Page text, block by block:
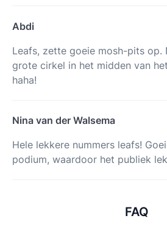
Abdi
Leafs, zette goeie mosh-pits op.
grote cirkel in het midden van
haha!
Nina van der Walsema
Hele lekkere nummers leafs!
podium, waardoor het publiek
FAQ